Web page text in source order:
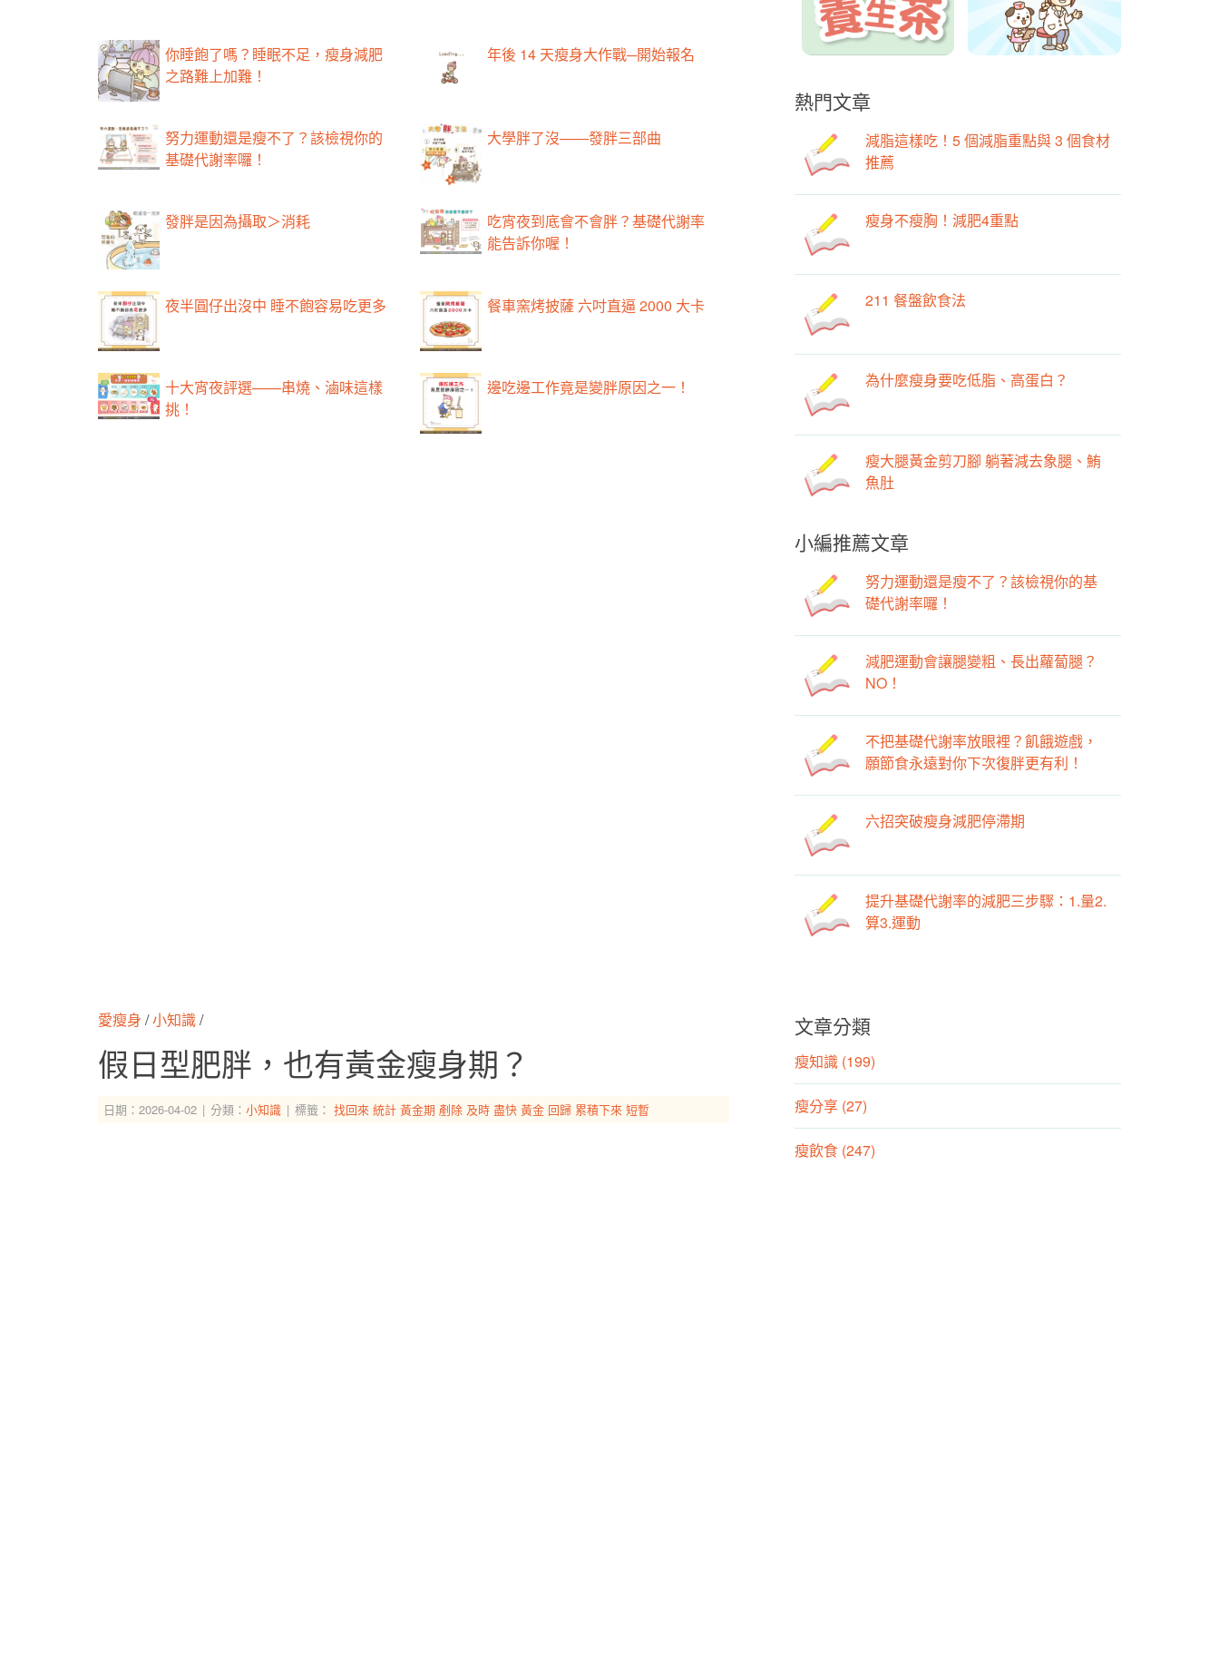
你睡飽了嗎？睡眠不足，瘦身減肥
之路難上加難！
年後 14 天瘦身大作戰─開始報名
努力運動還是瘦不了？該檢視你的
基礎代謝率囉！
大學胖了沒——發胖三部曲
發胖是因為攝取＞消耗
吃宵夜到底會不會胖？基礎代謝率
能告訴你喔！
夜半圓仔出沒中 睡不飽容易吃更多 餐車窯烤披薩 六吋直逼 2000 大卡
十大宵夜評選——串燒、滷味這樣
挑！
邊吃邊工作竟是變胖原因之一！
熱門文章
減脂這樣吃！5 個減脂重點與 3 個食材
推薦
瘦身不瘦胸！減肥4重點
211 餐盤飲食法
為什麼瘦身要吃低脂、高蛋白？
瘦大腿黃金剪刀腳 躺著減去象腿、鮪
魚肚
小編推薦文章
努力運動還是瘦不了？該檢視你的基
礎代謝率囉！
減肥運動會讓腿變粗、長出蘿蔔腿？
NO！
不把基礎代謝率放眼裡？飢餓遊戲，
願節食永遠對你下次復胖更有利！
六招突破瘦身減肥停滯期
提升基礎代謝率的減肥三步驟：1.量2.
算3.運動
愛瘦身 /小知識/
假日型肥胖，也有黃金瘦身期？
日期：2026-04-02 分類： 小知識 標籤： 找回來 統計 黃金期 剷除 及時 盡快 黃金 回歸 累積下來 短暫
文章分類
瘦知識 (199)
瘦分享 (27)
瘦飲食 (247)